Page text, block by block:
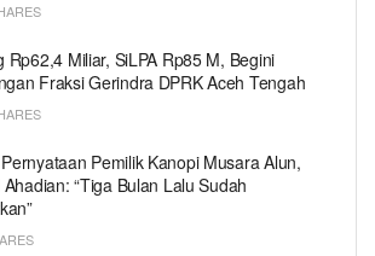
Rp62,4 Miliar, SiLPA Rp85 M, Begini
Fraksi Gerindra DPRK Aceh Tengah
Pemilik Kanopi Musara Alun,
Ahadian: “Tiga Bulan Lalu Sudah